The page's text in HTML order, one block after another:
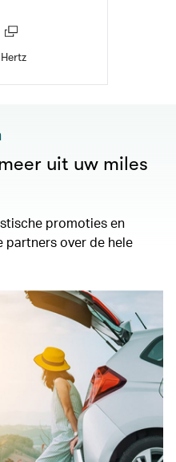
uit uw miles
promoties en
partners over de hele